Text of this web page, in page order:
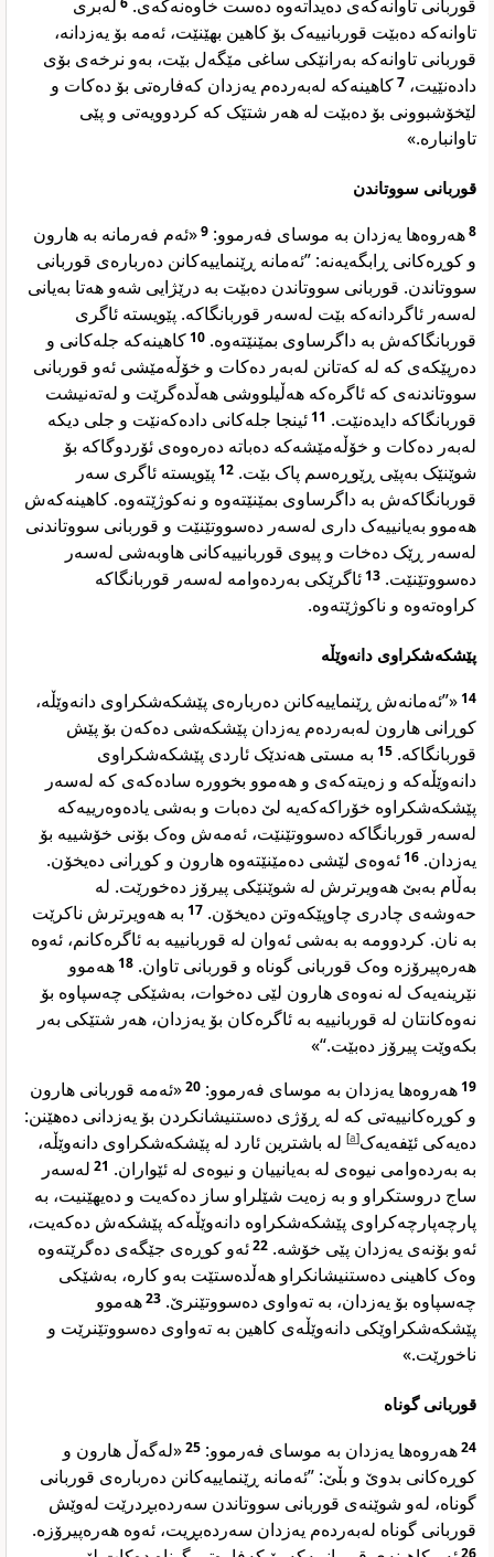
قوربانی تاوانەکەی دەیداتەوە دەست خاوەنەکەی.
لەبری
تاوانەکە دەبێت قوربانییەک بۆ کاهین بهێنێت، ئەمە بۆ یەزدانە،
قوربانی تاوانەکە بەرانێکی ساغی مێگەل بێت، بەو نرخەی بۆی
دادەنێیت، 7کاهینەکە لەبەردەم یەزدان کەفارەتی بۆ دەکات و
لێخۆشبوونی بۆ دەبێت لە هەر شتێک کە کردوویەتی و پێی
تاوانبارە.»
قوربانی سووتاندن
8هەروەها یەزدان بە موسای فەرموو: 9«ئەم فەرمانە بە هارون
و کوڕەکانی ڕابگەیەنە: ”ئەمانە ڕێنماییەکانن دەربارەی قوربانی
سووتاندن. قوربانی سووتاندن دەبێت بە درێژایی شەو هەتا بەیانی
لەسەر ئاگردانەکە بێت لەسەر قوربانگاکە. پێویستە ئاگری
قوربانگاکەش بە داگرساوی بمێنێتەوە. 10کاهینەکە جلەکانی و
دەرپێکەی کە لە کەتانن لەبەر دەکات و خۆڵەمێشی ئەو قوربانی
سووتاندنەی کە ئاگرەکە هەڵیلووشی هەڵدەگرێت و لەتەنیشت
قوربانگاکە دایدەنێت. 11ئینجا جلەکانی دادەکەنێت و جلی دیکە
لەبەر دەکات و خۆڵەمێشەکە دەباتە دەرەوەی ئۆردوگاکە بۆ
شوێنێک بەپێی ڕێوڕەسم پاک بێت. 12 پێویستە ئاگری سەر
قوربانگاکەش بە داگرساوی بمێنێتەوە و نەکوژێتەوە. کاهینەکەش
هەموو بەیانییەک داری لەسەر دەسووتێنێت و قوربانی سووتاندنی
لەسەر ڕێک دەخات و پیوی قوربانییەکانی هاوبەشی لەسەر
دەسووتێنێت. 13ئاگرێکی بەردەوامە لەسەر قوربانگاکە
کراوەتەوە و ناکوژێتەوە.
پێشکەشکراوی دانەوێڵە
14«”ئەمانەش ڕێنماییەکانن دەربارەی پێشکەشکراوی دانەوێڵە،
کوڕانی هارون لەبەردەم یەزدان پێشکەشی دەکەن بۆ پێش
قوربانگاکە. 15 بە مستی هەندێک ئاردی پێشکەشکراوی
دانەوێڵەکە و زەیتەکەی و هەموو بخوورە سادەکەی کە لەسەر
پێشکەشکراوە خۆراکەکەیە لێ دەبات و بەشی یادەوەرییەکە
لەسەر قوربانگاکە دەسووتێنێت، ئەمەش وەک بۆنی خۆشییە بۆ
یەزدان. 16ئەوەی لێشی دەمێنێتەوە هارون و کوڕانی دەیخۆن.
بەڵام بەبێ هەویرترش لە شوێنێکی پیرۆز دەخورێت. لە
حەوشەی چادری چاوپێکەوتن دەیخۆن. 17 بە هەویرترش ناکرێت
بە نان. کردوومە بە بەشی ئەوان لە قوربانییە بە ئاگرەکانم، ئەوە
هەرەپیرۆزە وەک قوربانی گوناه و قوربانی تاوان. 18هەموو
نێرینەیەک لە نەوەی هارون لێی دەخوات، بەشێکی چەسپاوە بۆ
نەوەکانتان لە قوربانییە بە ئاگرەکان بۆ یەزدان، هەر شتێکی بەر
بکەوێت پیرۆز دەبێت.“»
19هەروەها یەزدان بە موسای فەرموو: 20«ئەمە قوربانی هارون
و کوڕەکانییەتی کە لە ڕۆژی دەستنیشانکردن بۆ یەزدانی دەهێنن:
دەیەکی ئێفەیەک[
a
] لە باشترین ئارد لە پێشکەشکراوی دانەوێڵە،
بە بەردەوامی نیوەی لە بەیانییان و نیوەی لە ئێواران. 21 لەسەر
ساج دروستکراو و بە زەیت شێلراو ساز دەکەیت و دەیهێنیت، بە
پارچەپارچەکراوی پێشکەشکراوە دانەوێڵەکە پێشکەش دەکەیت،
ئەو بۆنەی یەزدان پێی خۆشە. 22ئەو کوڕەی جێگەی دەگرێتەوە
وەک کاهینی دەستنیشانکراو هەڵدەستێت بەو کارە، بەشێکی
چەسپاوە بۆ یەزدان، بە تەواوی دەسووتێنرێ. 23هەموو
پێشکەشکراوێکی دانەوێڵەی کاهین بە تەواوی دەسووتێنرێت و
ناخورێت.»
قوربانی گوناه
24هەروەها یەزدان بە موسای فەرموو: 25«لەگەڵ هارون و
کوڕەکانی بدوێ و بڵێ: ”ئەمانە ڕێنماییەکانن دەربارەی قوربانی
گوناه، لەو شوێنەی قوربانی سووتاندن سەردەبڕدرێت لەوێش
قوربانی گوناه لەبەردەم یەزدان سەردەبڕیت، ئەوە هەرەپیرۆزە.
26